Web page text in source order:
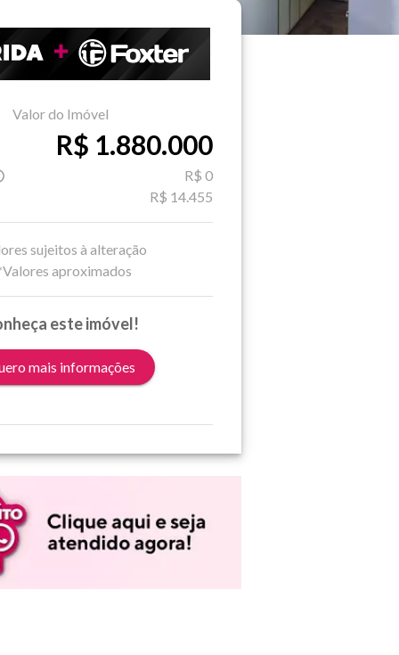
Valor do Imóvel
R$ 1.880.000
R$ 0
R$ 14.455
sujeitos à alteração
aproximados
este imóvel!
mais informações